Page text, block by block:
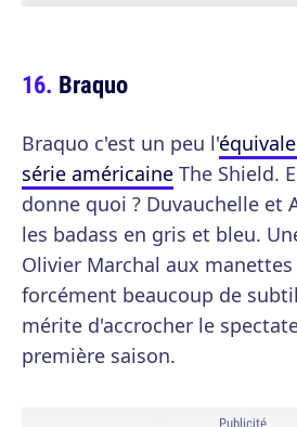
Braquo
Braquo c'est un peu l'
série américaine The Shield.
donne quoi ? Duvauchelle et
les badass en gris et bleu.
Olivier Marchal aux
forcément beaucoup de
mérite d'accrocher le
première saison.
Publicité